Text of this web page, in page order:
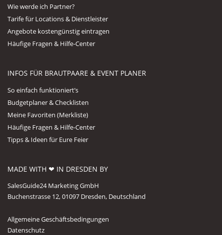
Wie werde ich Partner?
Tarife für Locations & Dienstleister
Angebote kostengünstig eintragen
Häufige Fragen & Hilfe-Center
INFOS FÜR BRAUTPAARE & EVENT PLANER
So einfach funktioniert’s
Budgetplaner & Checklisten
Meine Favoriten (Merkliste)
Häufige Fragen & Hilfe-Center
Tipps & Ideen für Eure Feier
MADE WITH ❤ IN DRESDEN BY
SalesGuide24 Marketing GmbH
Buchenstrasse 12, 01097 Dresden, Deutschland
Allgemeine Geschäftsbedingungen
Datenschutz